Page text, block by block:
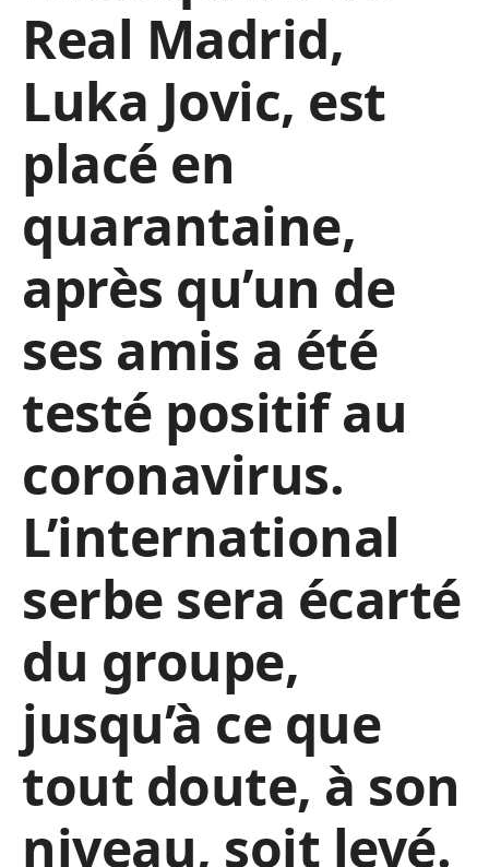
Real Madrid,
Luka Jovic, est
placé en
quarantaine,
après qu’un de
ses amis a été
testé positif au
coronavirus.
L’international
serbe sera écarté
du groupe,
jusqu’à ce que
tout doute, à son
niveau, soit levé.